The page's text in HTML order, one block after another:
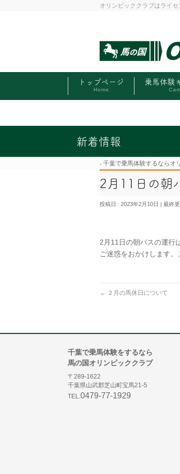
オリンピッククラブはライ
トップページ
Home
乗馬体験
新着情報
千葉で乗馬体験するならオ
2月11日の朝
投稿日 : 2023年2月10日 最終
2月11日の朝バスの運行
ご迷惑をおかけします。
← ２月の馬休日について
千葉で乗馬体験をするなら
馬の国オリンピッククラブ
〒289-1622
千葉県山武郡芝山町宝馬21-5
TEL.0479-77-1929